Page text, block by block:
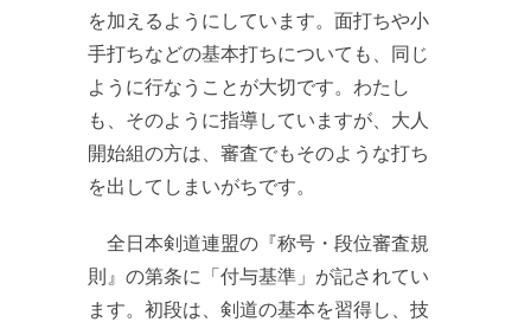
を加えるようにしています。面打ちや小
手打ちなどの基本打ちについても、同じ
ように行なうことが大切です。わたし
も、そのように指導していますが、大人
開始組の方は、審査でもそのような打ち
を出してしまいがちです。
全日本剣道連盟の『称号・段位審査規
則』の第条に「付与基準」が記されてい
ます。初段は、剣道の基本を習得し、技